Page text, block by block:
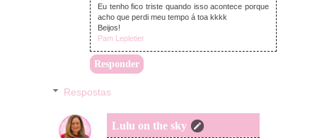
Eu tenho fico triste quando isso acontece porque
acho que perdi meu tempo á toa kkkk
Beijos!
Pam Lepletier
Responder
Respostas
Lulu on the sky